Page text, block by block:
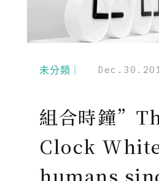
未分類｜
組合時鐘
Clock
humans